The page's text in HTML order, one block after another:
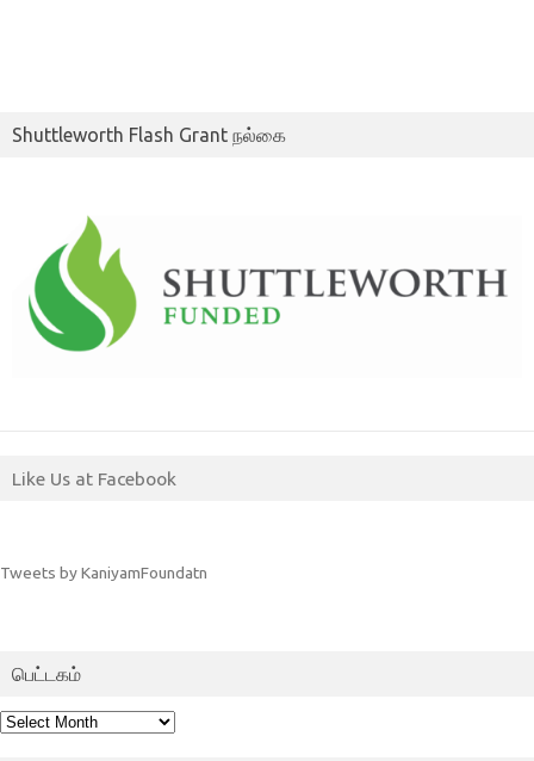
Shuttleworth Flash Grant நல்கை
Like Us at Facebook
Tweets by KaniyamFoundatn
பெட்டகம்
பெட்டகம்